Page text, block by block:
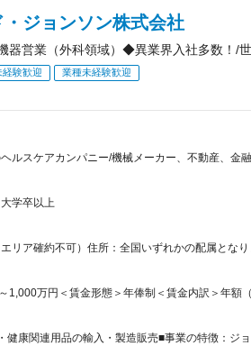
ジョンソン株式会社
器営業（外科領域）◆異業界入社多数！/
経験歓迎 業種未経験歓迎
ヘルスケアカンパニー/機械メーカー、不動産、
学卒以上
リア確約不可）住所：全国いずれかの配属とな
1,000万円＜賃金形態＞年俸制＜賃金内訳＞年額
健康関連用品の輸入・製造販売■事業の特徴：ジ